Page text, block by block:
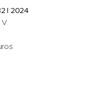
I 2024
V